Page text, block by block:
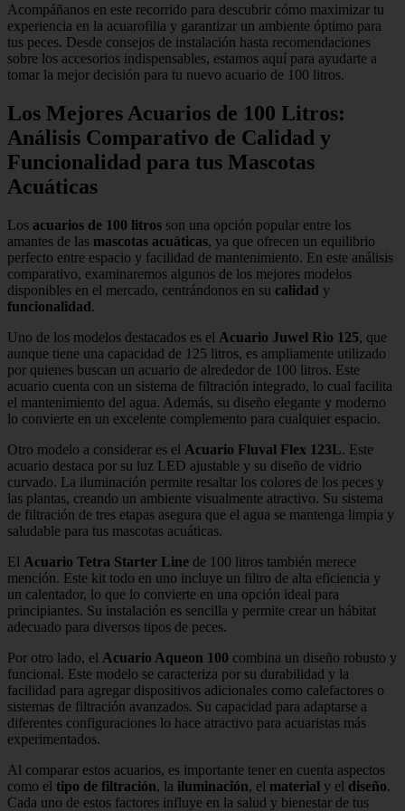
Acompáñanos en este recorrido para descubrir cómo maximizar tu
experiencia en la acuarofilia y garantizar un ambiente óptimo para
tus peces. Desde consejos de instalación hasta recomendaciones
sobre los accesorios indispensables, estamos aquí para ayudarte a
tomar la mejor decisión para tu nuevo acuario de 100 litros.
Los Mejores Acuarios de 100 Litros:
Análisis Comparativo de Calidad y
Funcionalidad para tus Mascotas
Acuáticas
Los acuarios de 100 litros son una opción popular entre los
amantes de las mascotas acuáticas, ya que ofrecen un equilibrio
perfecto entre espacio y facilidad de mantenimiento. En este análisis
comparativo, examinaremos algunos de los mejores modelos
disponibles en el mercado, centrándonos en su calidad y
funcionalidad.
Uno de los modelos destacados es el Acuario Juwel Rio 125, que
aunque tiene una capacidad de 125 litros, es ampliamente utilizado
por quienes buscan un acuario de alrededor de 100 litros. Este
acuario cuenta con un sistema de filtración integrado, lo cual facilita
el mantenimiento del agua. Además, su diseño elegante y moderno
lo convierte en un excelente complemento para cualquier espacio.
Otro modelo a considerar es el Acuario Fluval Flex 123L. Este
acuario destaca por su luz LED ajustable y su diseño de vidrio
curvado. La iluminación permite resaltar los colores de los peces y
las plantas, creando un ambiente visualmente atractivo. Su sistema
de filtración de tres etapas asegura que el agua se mantenga limpia y
saludable para tus mascotas acuáticas.
El Acuario Tetra Starter Line de 100 litros también merece
mención. Este kit todo en uno incluye un filtro de alta eficiencia y
un calentador, lo que lo convierte en una opción ideal para
principiantes. Su instalación es sencilla y permite crear un hábitat
adecuado para diversos tipos de peces.
Por otro lado, el Acuario Aqueon 100 combina un diseño robusto y
funcional. Este modelo se caracteriza por su durabilidad y la
facilidad para agregar dispositivos adicionales como calefactores o
sistemas de filtración avanzados. Su capacidad para adaptarse a
diferentes configuraciones lo hace atractivo para acuaristas más
experimentados.
Al comparar estos acuarios, es importante tener en cuenta aspectos
como el tipo de filtración, la iluminación, el material y el diseño.
Cada uno de estos factores influye en la salud y bienestar de tus